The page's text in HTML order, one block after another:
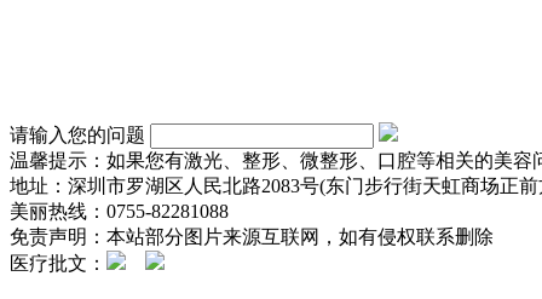
请输入您的问题
温馨提示：如果您有激光、整形、微整形、口腔等相关的美
地址：深圳市罗湖区人民北路2083号(东门步行街天虹商场正前
美丽热线：0755-82281088
免责声明：本站部分图片来源互联网，如有侵权联系删除
医疗批文：